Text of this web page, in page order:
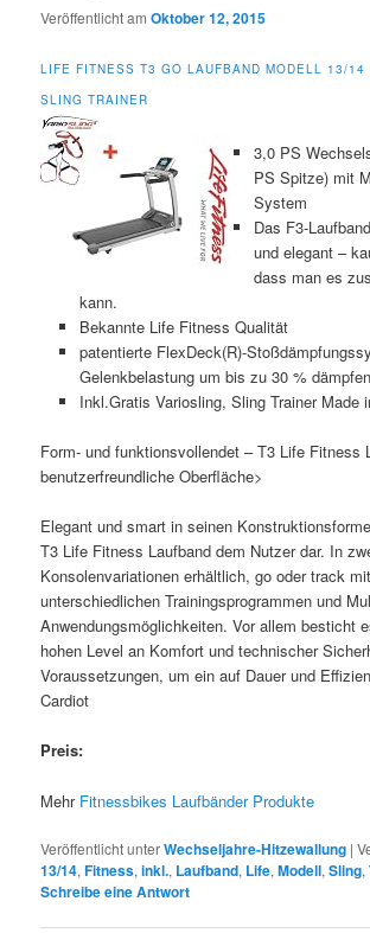
Veröffentlicht amOktober 12, 2015
LIFE FITNESS T3 GO LAUFBAND MODELL 13/
SLING TRAINER
3,0 PS
PS Spitze) mit
System
Das F3-
und elegant –
dass man es
kann.
Bekannte Life Fitness Qualität
patentierte FlexDeck(R)-
Gelenkbelastung um bis zu 30 %
Inkl.Gratis Variosling, Sling Trainer Made
Form- und funktionsvollendet – T3 Life Fitness
benutzerfreundliche Oberfläche>
Elegant und smart in seinen
T3 Life Fitness Laufband dem Nutzer dar. In
Konsolenvariationen erhältlich, go oder track mit
unterschiedlichen Trainingsprogrammen und
Anwendungsmöglichkeiten. Vor allem besticht
hohen Level an Komfort und technischer
Voraussetzungen, um ein auf Dauer und
Cardiot
Preis:
Mehr Fitnessbikes Laufbänder Produkte
Veröffentlicht unterWechseljahre-Hitzewallung |
13/14,Fitness,inkl., Laufband, Life,Modell,Sling,
Schreibe eine Antwort